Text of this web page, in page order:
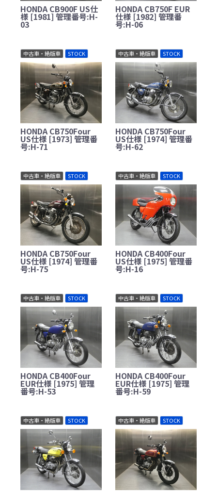
HONDA CB900F US仕
様 [1981] 管理番号:H-
03
HONDA CB750F EUR
仕様 [1982] 管理番
号:H-06
中古車・絶版車 STOCK
HONDA CB750Four
US仕様 [1973] 管理番
号:H-71
中古車・絶版車 STOCK
HONDA CB750Four
US仕様 [1974] 管理番
号:H-62
中古車・絶版車 STOCK
HONDA CB750Four
US仕様 [1974] 管理番
号:H-75
中古車・絶版車 STOCK
HONDA CB400Four
US仕様 [1975] 管理番
号:H-16
中古車・絶版車 STOCK
HONDA CB400Four
EUR仕様 [1975] 管理
番号:H-53
中古車・絶版車 STOCK
HONDA CB400Four
EUR仕様 [1975] 管理
番号:H-59
中古車・絶版車 STOCK 中古車・絶版車 STOCK